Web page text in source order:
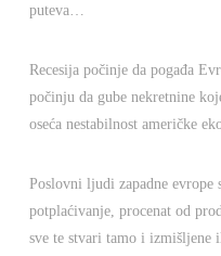
puteva…
Recesija počinje da pogađa
počinju da gube nekretnine
oseća nestabilnost američke
Poslovni ljudi zapadne evrope
potplaćivanje, procenat od
sve te stvari tamo i izmišljene